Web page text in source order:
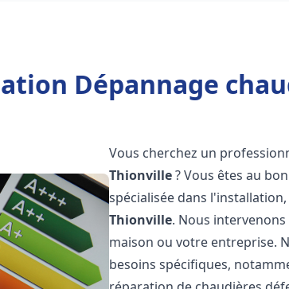
Dépannage
Vous cherchez un
Thionville? Vous êtes au
spécialisée dans
Thionville. Nous
maison ou votre entreprise.
besoins spécifiques,